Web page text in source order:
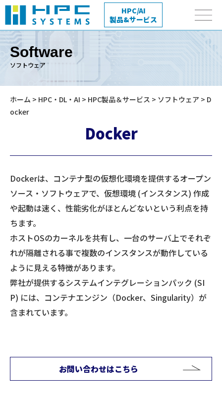
HPC/AI
製品&サービス
Software
ソフトウェア
ホーム > HPC・DL・AI > HPC製品＆サービス > ソフトウェア > D
ocker
Docker
Dockerは、コンテナ型の仮想化環境を提供するオープン
ソース・ソフトウェアで、仮想環境 (インスタンス) 作成
や起動は速く、性能劣化がほとんどないという利点を持
ちます。
ホストOSのカーネルを共有し、一台のサーバ上でそれぞ
れが隔離される事で複数のインスタンスが動作している
ように見える特徴があります。
弊社が提供するシステムインテグレーションパック (SI
P) には、コンテナエンジン（Docker、Singularity）が
含まれています。
お問い合わせはこちら